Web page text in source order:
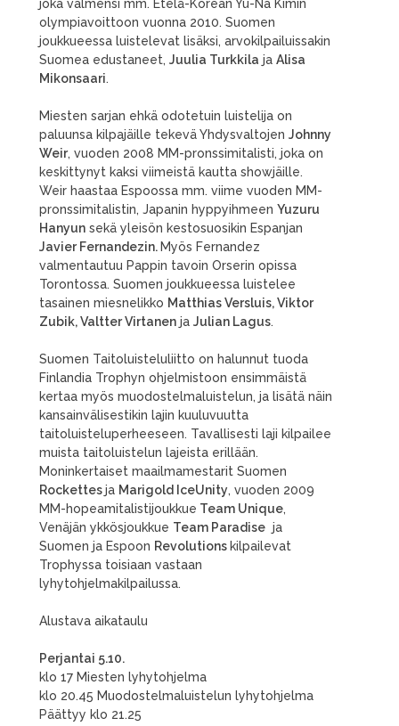
joka valmensi mm. Etelä-Korean Yu-Na Kimin
olympiavoittoon vuonna 2010. Suomen
joukkueessa luistelevat lisäksi, arvokilpailuissakin
Suomea edustaneet, Juulia Turkkila ja Alisa
Mikonsaari.
Miesten sarjan ehkä odotetuin luistelija on
paluunsa kilpajäille tekevä Yhdysvaltojen Johnny
Weir, vuoden 2008 MM-pronssimitalisti, joka on
keskittynyt kaksi viimeistä kautta showjäille.
Weir haastaa Espoossa mm. viime vuoden MM-
pronssimitalistin, Japanin hyppyihmeen Yuzuru
Hanyun sekä yleisön kestosuosikin Espanjan
Javier Fernandezin. Myös Fernandez
valmentautuu Pappin tavoin Orserin opissa
Torontossa. Suomen joukkueessa luistelee
tasainen miesnelikko Matthias Versluis, Viktor
Zubik, Valtter Virtanen ja Julian Lagus.
Suomen Taitoluisteluliitto on halunnut tuoda
Finlandia Trophyn ohjelmistoon ensimmäistä
kertaa myös muodostelmaluistelun, ja lisätä näin
kansainvälisestikin lajin kuuluvuutta
taitoluisteluperheeseen. Tavallisesti laji kilpailee
muista taitoluistelun lajeista erillään.
Moninkertaiset maailmamestarit Suomen
Rockettesja Marigold IceUnity, vuoden 2009
MM-hopeamitalistijoukkue Team Unique,
Venäjän ykkösjoukkue Team Paradise ja
Suomen ja Espoon Revolutions kilpailevat
Trophyssa toisiaan vastaan
lyhytohjelmakilpailussa.
Alustava aikataulu
Perjantai 5.10.
klo 17 Miesten lyhytohjelma
klo 20.45 Muodostelmaluistelun lyhytohjelma
Päättyy klo 21.25